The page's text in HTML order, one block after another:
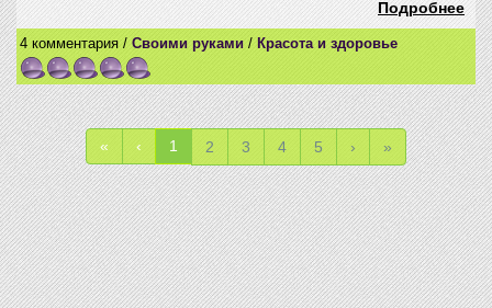
Подробнее
4 комментария / Своими руками / Красота и здоровье
« ‹ 1 2 3 4 5 › »